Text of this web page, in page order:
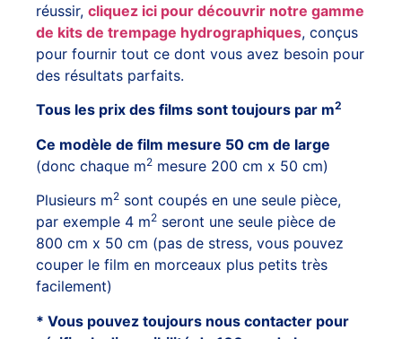
réussir, cliquez ici pour découvrir notre gamme
de kits de trempage hydrographiques, conçus
pour fournir tout ce dont vous avez besoin pour
des résultats parfaits.
Tous les prix des films sont toujours par m2
Ce modèle de film mesure 50 cm de large
(donc chaque m2 mesure 200 cm x 50 cm)
Plusieurs m2 sont coupés en une seule pièce,
par exemple 4 m2 seront une seule pièce de
800 cm x 50 cm (pas de stress, vous pouvez
couper le film en morceaux plus petits très
facilement)
* Vous pouvez toujours nous contacter pour